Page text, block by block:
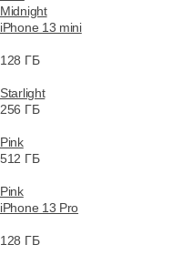
Midnight
iPhone 13 mini
128 ГБ
Starlight
256 ГБ
Pink
512 ГБ
Pink
iPhone 13 Pro
128 ГБ